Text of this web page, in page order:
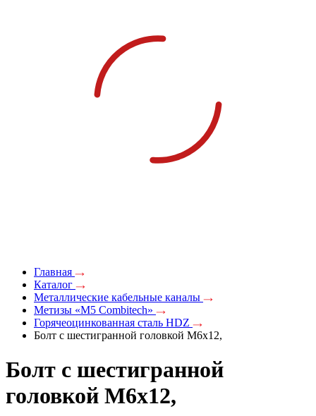
Главная
Каталог
Металлические кабельные каналы
Метизы «M5 Combitech»
Горячеоцинкованная сталь HDZ
Болт с шестигранной головкой М6х12,
Болт с шестигранной
головкой М6х12,